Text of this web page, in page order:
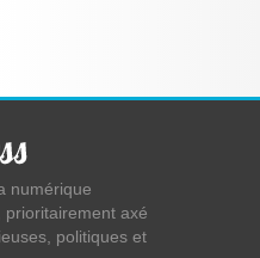
numérique
axé
politiques et